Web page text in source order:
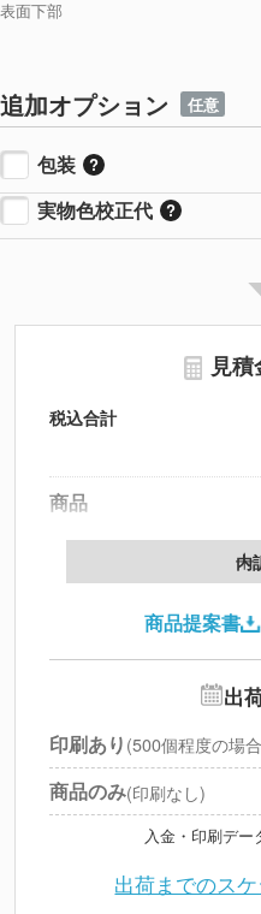
表面下部
追加オプション 任意
包装
実物色校正代
見
税込合計
商品
製版代
印刷代
北海道・沖縄・
内
商品提案書
出
印刷あり (500個程度の場
商品のみ(印刷なし)
入金・印刷デ
出荷までのス